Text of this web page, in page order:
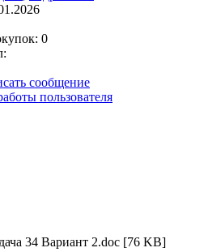
0
сообщение
пользователя
34 Вариант 2.doc [76 KB]